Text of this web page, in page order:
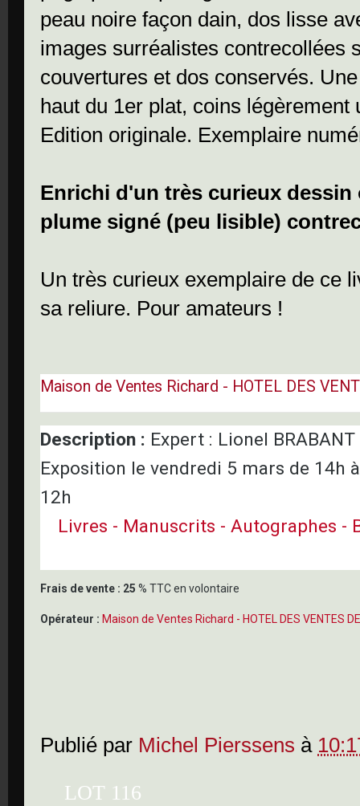
peau noire façon dain, dos lisse
images surréalistes contrecollées
couvertures et dos conservés.
haut du 1er plat, coins légèrement
Edition originale. Exemplaire
Enrichi d'un très curieux
plume signé (peu lisible)
Un très curieux exemplaire de ce
sa reliure. Pour amateurs !
Maison de Ventes Richard - HOTEL DES
Description : Expert : Lionel BRABANT
Exposition le vendredi 5 mars de 14h
12h
Livres - Manuscrits - Autographes -
Frais de vente : 25 % TTC en volontaire
Opérateur : Maison de Ventes Richard - HOTEL DES VENTES
Publié par Michel Pierssens à
LOT 116